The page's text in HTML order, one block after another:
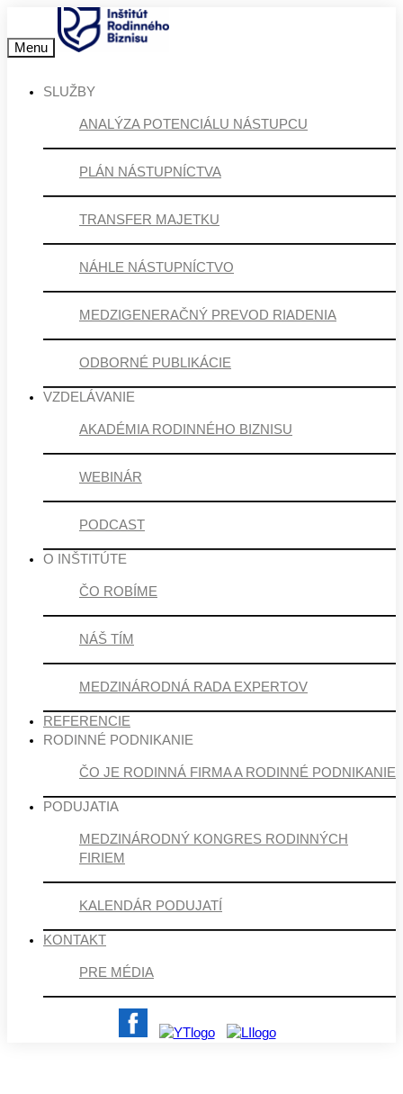
Menu
SLUŽBY
ANALÝZA POTENCIÁLU NÁSTUPCU
PLÁN NÁSTUPNÍCTVA
TRANSFER MAJETKU
NÁHLE NÁSTUPNÍCTVO
MEDZIGENERAČNÝ PREVOD RIADENIA
ODBORNÉ PUBLIKÁCIE
VZDELÁVANIE
AKADÉMIA RODINNÉHO BIZNISU
WEBINÁR
PODCAST
O INŠTITÚTE
ČO ROBÍME
NÁŠ TÍM
MEDZINÁRODNÁ RADA EXPERTOV
REFERENCIE
RODINNÉ PODNIKANIE
ČO JE RODINNÁ FIRMA A RODINNÉ PODNIKANIE
PODUJATIA
MEDZINÁRODNÝ KONGRES RODINNÝCH
FIRIEM
KALENDÁR PODUJATÍ
KONTAKT
PRE MÉDIA